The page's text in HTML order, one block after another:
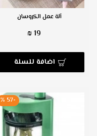
آلة عمل الكروسان
19 ₪
اضافة للسلة
-57 %